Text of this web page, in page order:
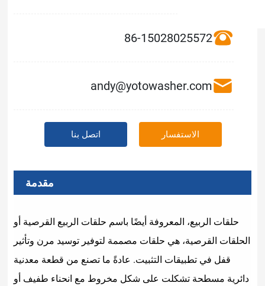
86-
اتصل بنا
أيضًا باسم حلقات الربيع القرصية أو
حلقات مصممة لتوفير توسيد مرن وتأثير
التثبيت. عادةً ما تصنع من قطعة معدنية
على شكل مخروط مع انحناء طفيف أو